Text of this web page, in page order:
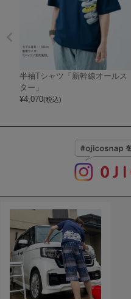
半袖Tシャツ「新幹線オールス
ター」
¥4,070(税込)